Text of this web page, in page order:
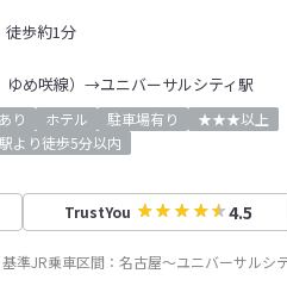
徒歩約1分
め咲線）→ユニバーサルシティ駅
り ホテル 駐車場有り
★★★以上
より徒歩5分以内
TrustYou 4.5
基準JR乗車区間： 名古屋～ユニバーサルシ